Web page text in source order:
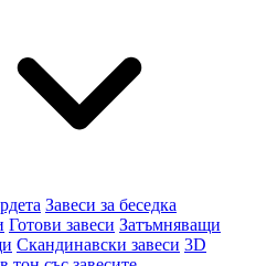
Завеси за беседка
Готови завеси Затъмняващи
Скандинавски завеси 3D